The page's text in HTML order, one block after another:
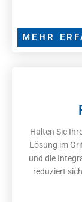
MEHR
Halten Sie
Lösung im
und die
reduziert